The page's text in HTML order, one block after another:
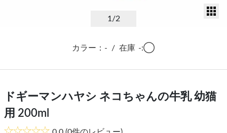
1/2
カラー：- / 在庫 -:◯
ドギーマンハヤシ ネコちゃんの牛乳 幼猫
用 200ml